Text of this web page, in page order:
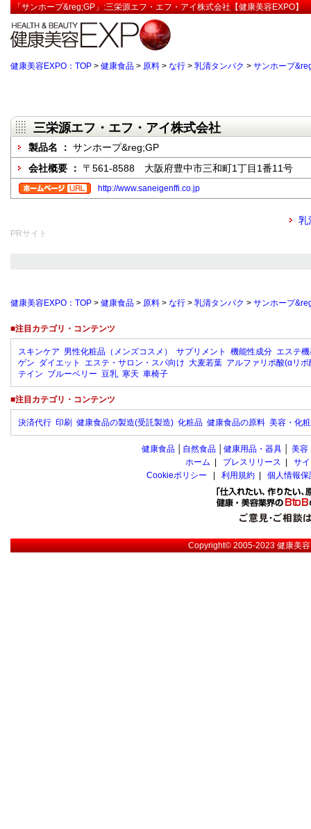
「サンホープ&reg;GP」:三栄源エフ・エフ・アイ株式会社【健康美容EXPO】
健康美容EXPO：TOP > 健康食品 > 原料 > な行 > 乳清タンパク > サンホープ
三栄源エフ・エフ・アイ株式会社
製品名 ： サンホープ&reg;GP
会社概要 ： 〒561-8588 大阪府豊中市三和町1丁目1番11号
http://www.saneigenffi.co.jp
乳
PRサイト
健康美容EXPO：TOP > 健康食品 > 原料 > な行 > 乳清タンパク > サンホープ
■注目カテゴリ・コンテンツ
スキンケア 男性化粧品（メンズコスメ） サプリメント 機能性成分 エステ
ゲン ダイエット エステ・サロン・スパ向け 大麦若葉 アルファリポ酸(αリポ
テイン ブルーベリー 豆乳 寒天 車椅子
■注目カテゴリ・コンテンツ
決済代行 印刷 健康食品の製造(受託製造) 化粧品 健康食品の原料 美容・化
健康食品 自然食品 健康用品・器具 美容
ホーム
プレスリリース
サ
Cookieポリシー
利用規約 個人情報
Copyright© 2005-2023健康美